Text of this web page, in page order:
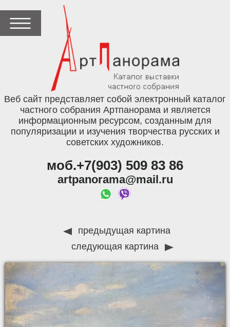
Веб сайт представляет собой электронный каталог
частного собрания Артпанорама и является
информационным ресурсом, созданным для
популяризации и изучения творчества русских и
советских художников.
моб.+7(903) 509 83 86
artpanorama@mail.ru
предыдущая картина
следующая картина